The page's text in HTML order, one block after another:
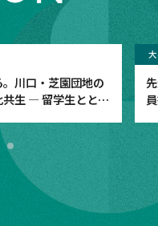
。川口・芝園団地の
とも